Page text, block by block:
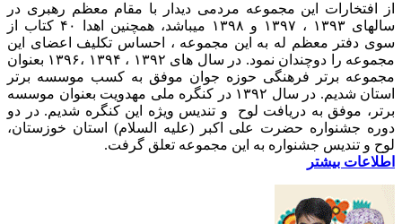
از افتخارات این مجموعه مردمی دیدار با مقام معظم رهبری در
سالهای ۱۳۹۳ ، ۱۳۹۷ و ۱۳۹۸ میباشد، همچنین اهدا ۴۰ کتاب از
سوی دفتر معظم له به این مجموعه ، احساس تکلیف اعضای این
مجموعه را دوچندان نمود. در سال های ۱۳۹۲ ، ۱۳۹۴ ،۱۳۹۶ بعنوان
مجموعه برتر فرهنگی حوزه جوان موفق به کسب موسسه برتر
استان شدیم. در سال ۱۳۹۲ در کنگره ملی مهدویت بعنوان موسسه
برتر، موفق به دریافت لوح و تندیس ویژه این کنگره شدیم. در دو
دوره جشنواره حضرت علی اکبر (علیه السلام) استان خوزستان،
لوح و تندیس جشنواره به این مجموعه تعلق گرفت.
اطلاعات بیشتر